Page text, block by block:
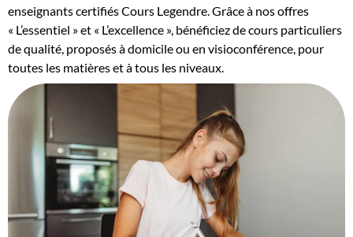
enseignants certifiés Cours Legendre. Grâce à nos offres
« L’essentiel » et « L’excellence », bénéficiez de cours particuliers
de qualité, proposés à domicile ou en visioconférence, pour
toutes les matières et à tous les niveaux.